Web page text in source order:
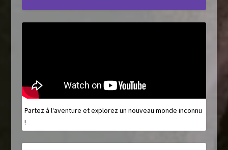
Partez à l'aventure et explorez un nouveau monde inconnu
!